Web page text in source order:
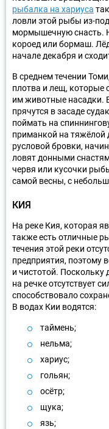
рыбалка на хариуса
ловли этой рыбы из-
мормышечную снасть.
короед или бормаш.
начале декабря и
В среднем течении
плотва и лещ, которые
им животные насадки.
прячутся в засаде
поймать на
приманкой на тяжёлой
русловой бровки,
ловят донными
червя или кусочки
самой весны, с
КИЯ
На реке Кия, которая
также есть отличные
течения этой реки
предприятия, поэтому
и чистотой. Поскольку
на речке отсутствует
способствовало
В водах Кии водятся:
таймень;
нельма;
хариус;
гольян;
осётр;
щука;
язь;